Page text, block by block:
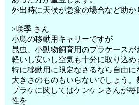
外出時に天候が急変の場合など助か
>咲季 さん
小鳥の移動用キャリーですが
昆虫、小動物飼育用のプラケースが
軽いし安いし空気も十分に取り込め
特に移動用に限定なさるなら自由に
大きさのものもいらないでしょう。
プラケに関してはケンケンさんが
性を